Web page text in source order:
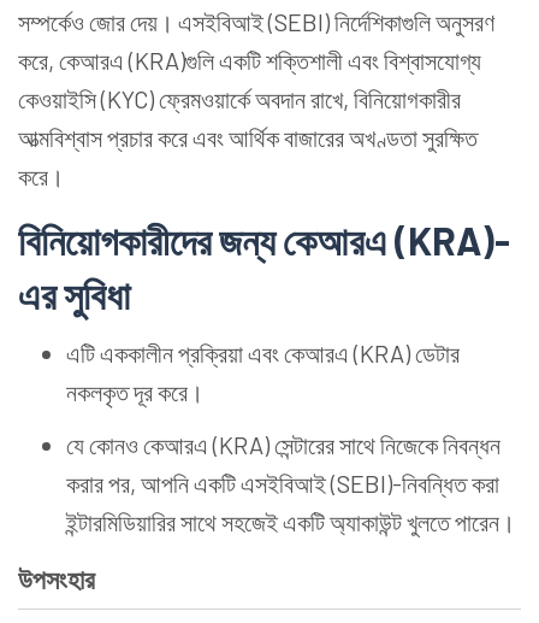
সম্পর্কেও জোর দেয়। এসইবিআই (SEBI) নির্দেশিকাগুলি অনুসরণ
করে, কেআরএ (KRA)গুলি একটি শক্তিশালী এবং বিশ্বাসযোগ্য
কেওয়াইসি (KYC) ফ্রেমওয়ার্কে অবদান রাখে, বিনিয়োগকারীর
আত্মবিশ্বাস প্রচার করে এবং আর্থিক বাজারের অখণ্ডতা সুরক্ষিত
করে।
বিনিয়োগকারীদের জন্য কেআরএ (KRA)-
এর সুবিধা
এটি এককালীন প্রক্রিয়া এবং কেআরএ (KRA) ডেটার
নকলকৃত দূর করে।
যে কোনও কেআরএ (KRA) সেন্টারের সাথে নিজেকে নিবন্ধন
করার পর, আপনি একটি এসইবিআই (SEBI)-নিবন্ধিত করা
ইন্টারমিডিয়ারির সাথে সহজেই একটি অ্যাকাউন্ট খুলতে পারেন।
উপসংহার